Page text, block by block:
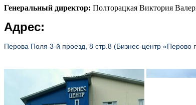
Генеральный директор: Полторацкая Виктория
Адрес:
Перова Поля 3-й проезд, 8 стр.8 (Бизнес-центр